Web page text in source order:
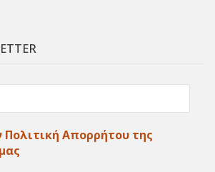
Πολιτική Απορρήτου της